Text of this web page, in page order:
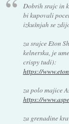
Dobrih srajc in
bi kupovali
izkušnjah se
za srajce Eton
kelnerska, je
crispy tudi):
https://
za polo majice
https://
za grenadine